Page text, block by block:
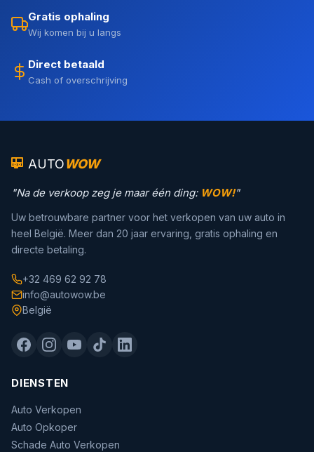
Gratis ophaling
Wij komen bij u langs
Direct betaald
Cash of overschrijving
AUTOWOW
"Na de verkoop zeg je maar één ding: WOW!"
Uw betrouwbare partner voor het verkopen van uw auto in
heel België. Meer dan 20 jaar ervaring, gratis ophaling en
directe betaling.
+32 469 62 92 78
info@autowow.be
België
DIENSTEN
Auto Verkopen
Auto Opkoper
Schade Auto Verkopen